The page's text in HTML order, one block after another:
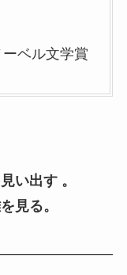
ベル文学賞
い出す 。
見る。